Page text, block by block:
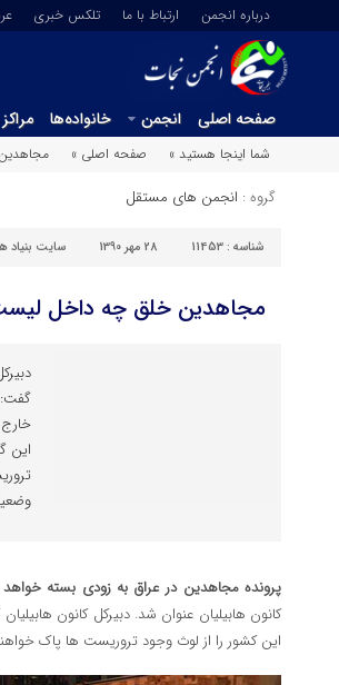
درباره انجمن ارتباط با ما تلکس خبری
صفحه اصلی انجمن خانواده‌ها
شما اینجا هستید »
صفحه اصلی »
گروه : انجمن های مستقل
شناسه : 11453 28 مهر 1390 سایت بنیاد
مجاهدین خلق چه داخل لیست
گفت:
این
پرونده مجاهدین در عراق به زودی بسته
کانون هابیلیان عنوان شد. دبیرکل کانون
این کشور را از لوث وجود تروریست ها پاک